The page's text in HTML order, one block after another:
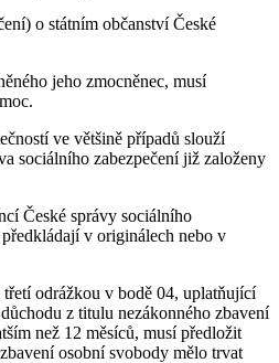
o státním občanství České
jeho zmocněnec, musí
ve většině případů slouží
sociálního zabezpečení již založeny
České správy sociálního
v originálech nebo v
odrážkou v bodě 04, uplatňující
z titulu nezákonného zbavení
než 12 měsíců, musí předložit
osobní svobody mělo trvat